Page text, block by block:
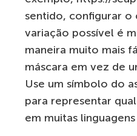
sentido, configurar o
variação possível é
maneira muito mais
máscara em vez de
Use um símbolo do
para representar
em muitas